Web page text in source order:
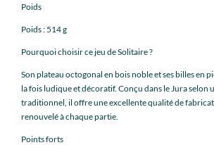
Poids
Poids : 514 g
Pourquoi choisir ce jeu de Solitaire ?
Son plateau octogonal en bois noble et ses billes en
la fois ludique et décoratif. Conçu dans le Jura selon
traditionnel, il offre une excellente qualité de
renouvelé à chaque partie.
Points forts